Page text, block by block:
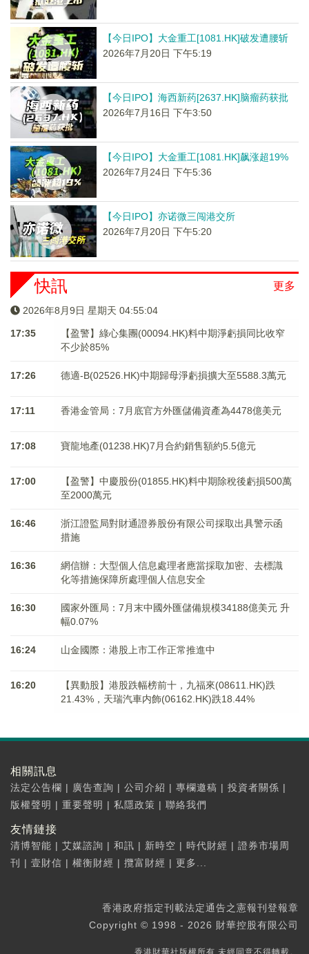
【今日IPO】大金重工[1081.HK]破发遭腰斩
2026年7月20日 下午5:19
【今日IPO】海西新药[2637.HK]脑瘤药获批
2026年7月16日 下午3:50
【今日IPO】大金重工[1081.HK]飙涨超19%
2026年7月24日 下午5:36
【今日IPO】亦诺微三闯港交所
2026年7月20日 下午5:20
更多
快訊
2026年8月9日 星期天 04:55:04
17:35
【盈警】綠心集團(00094.HK)料中期淨虧損同比收窄
不少於85%
17:26 德適-B(02526.HK)中期歸母淨虧損擴大至5588.3萬元
17:11 香港金管局：7月底官方外匯儲備資產為4478億美元
17:08 寶龍地產(01238.HK)7月合約銷售額約5.5億元
17:00
【盈警】中慶股份(01855.HK)料中期除稅後虧損500萬
至2000萬元
16:46
浙江證監局對財通證券股份有限公司採取出具警示函
措施
16:36
網信辦：大型個人信息處理者應當採取加密、去標識
化等措施保障所處理個人信息安全
16:30
國家外匯局：7月末中國外匯儲備規模34188億美元 升
幅0.07%
16:24 山金國際：港股上市工作正常推進中
16:20
【異動股】港股跌幅榜前十，九福來(08611.HK)跌
21.43%，天瑞汽車内飾(06162.HK)跌18.44%
相關訊息
法定公告欄 | 廣告查詢 | 公司介紹 | 專欄邀稿 | 投資者關係 |
版權聲明 | 重要聲明 | 私隱政策 | 聯絡我們
友情鏈接
清博智能 | 艾媒諮詢 | 和訊 | 新時空 | 時代財經 | 證券市場周
刊
| 壹財信 | 權衡財經 | 攬富財經 | 更多...
香港政府指定刊載法定通告之憲報刊登報章
Copyright © 1998 - 2026 財華控股有限公司